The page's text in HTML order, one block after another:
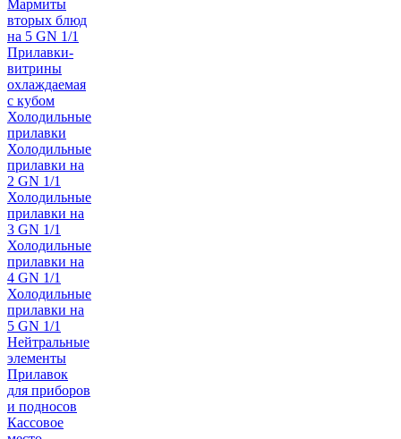
Мармиты
вторых блюд
на 5 GN 1/1
Прилавки-
витрины
охлаждаемая
с кубом
Холодильные
прилавки
Холодильные
прилавки на
2 GN 1/1
Холодильные
прилавки на
3 GN 1/1
Холодильные
прилавки на
4 GN 1/1
Холодильные
прилавки на
5 GN 1/1
Нейтральные
элементы
Прилавок
для приборов
и подносов
Кассовое